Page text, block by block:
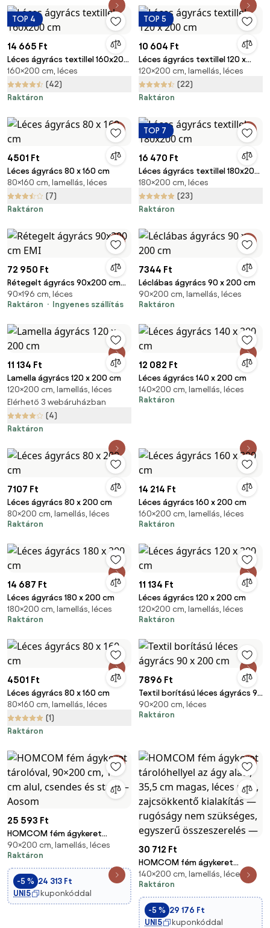
TOP 4
14 665 Ft
Léces ágyrács textillel 160x200
cm
160×200 cm, léces
(42)
Raktáron
TOP 5
10 604 Ft
Léces ágyrács textillel 120 x
200 cm
120×200 cm, lamellás, léces
(22)
Raktáron
4501 Ft
Léces ágyrács 80 x 160 cm
80×160 cm, lamellás, léces
(7)
Raktáron
TOP 7
16 470 Ft
Léces ágyrács textillel 180x200
cm
180×200 cm, léces
(23)
Raktáron
72 950 Ft
Rétegelt ágyrács 90x200 cm
EMI
90×196 cm, léces
Raktáron
Ingyenes szállítás
7344 Ft
Léclábas ágyrács 90 x 200 cm
90×200 cm, lamellás, léces
Raktáron
11 134 Ft
Lamella ágyrács 120 x 200 cm
120×200 cm, lamellás, léces
Elérhető 3 webáruházban
(4)
Raktáron
12 082 Ft
Léces ágyrács 140 x 200 cm
140×200 cm, lamellás, léces
Raktáron
7107 Ft
Léces ágyrács 80 x 200 cm
80×200 cm, lamellás, léces
Raktáron
14 214 Ft
Léces ágyrács 160 x 200 cm
160×200 cm, lamellás, léces
Raktáron
14 687 Ft
Léces ágyrács 180 x 200 cm
180×200 cm, lamellás, léces
Raktáron
11 134 Ft
Léces ágyrács 120 x 200 cm
120×200 cm, lamellás, léces
Raktáron
4501 Ft
Léces ágyrács 80 x 160 cm
80×160 cm, lamellás, léces
(1)
Raktáron
7896 Ft
Textil borítású léces ágyrács 90
x 200 cm
90×200 cm, léces
Raktáron
25 593 Ft
HOMCOM fém ágykeret
tárolóval, 90×200 cm, 14 cm
alul, csendes és stabil – Aosom
90×200 cm, lamellás, léces
Raktáron
-5 % 24 313 Ft
UNI5
kuponkóddal
30 712 Ft
HOMCOM fém ágykeret
tárolóhellyel az ágy alatt, 35,5
cm magas, léces rács,
zajcsökkentő kialakítás —
rugóságy nem szükséges,
egyszerű összeszerelés —
140×200 cm, lamellás, léces
Raktáron
-5 % 29 176 Ft
UNI5
kuponkóddal